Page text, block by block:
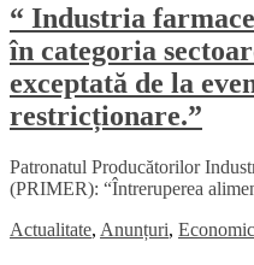
“ Industria
în categoria
exceptată de la
restricționare.”
Patronatul Producătorilor
(PRIMER): “Întreruperea
Actualitate, Anunțuri, Economic